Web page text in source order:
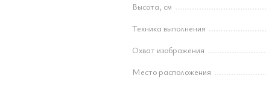
Высота, см
Техника выполнения
Охват изображения
Место расположения